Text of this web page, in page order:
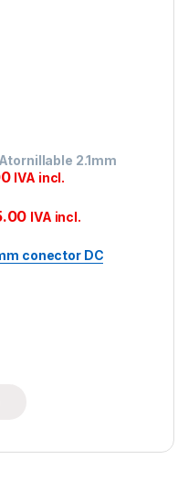
2.1mm
IVA incl.
IVA incl.
conector DC